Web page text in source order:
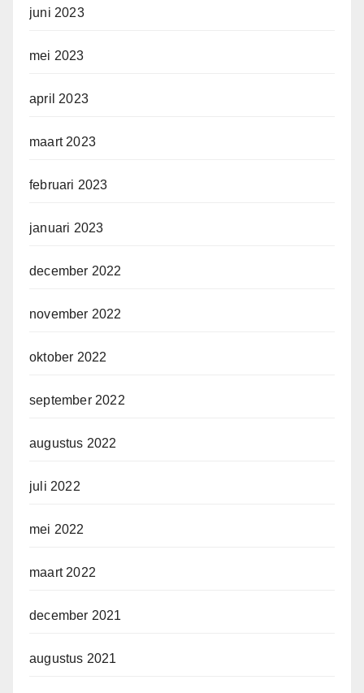
juni 2023
mei 2023
april 2023
maart 2023
februari 2023
januari 2023
december 2022
november 2022
oktober 2022
september 2022
augustus 2022
juli 2022
mei 2022
maart 2022
december 2021
augustus 2021